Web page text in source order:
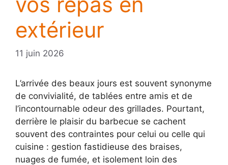
extérieur
11 juin 2026
L’arrivée des beaux jours est souvent synonyme
de convivialité, de tablées entre amis et de
l’incontournable odeur des grillades. Pourtant,
derrière le plaisir du barbecue se cachent
souvent des contraintes pour celui ou celle qui
cuisine : gestion fastidieuse des braises,
nuages de fumée, et isolement loin des